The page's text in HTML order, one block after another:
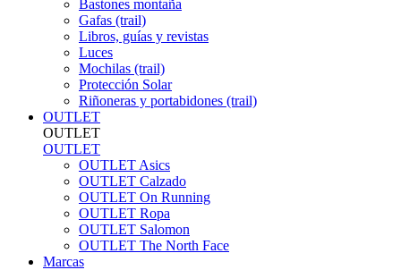
Bastones montaña
Gafas (trail)
Libros, guías y revistas
Luces
Mochilas (trail)
Protección Solar
Riñoneras y portabidones (trail)
OUTLET
OUTLET
OUTLET
OUTLET Asics
OUTLET Calzado
OUTLET On Running
OUTLET Ropa
OUTLET Salomon
OUTLET The North Face
Marcas